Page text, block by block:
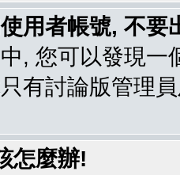
用者帳號, 不
, 您可以發現一
有討論版管理
怎麼辦!